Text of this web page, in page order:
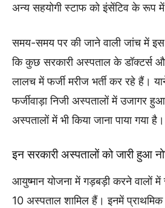
अन्य सहयोगी स्टाफ को इंसेंटिव के रूप में
समय-समय पर की जाने वाली जांच में
कि कुछ सरकारी अस्पताल के डॉक्टर्स
लालच में फर्जी मरीज भर्ती कर रहे हैं।
फर्जीवाड़ा निजी अस्पतालों में उजागर
अस्पतालों में भी किया जाना पाया गया है।
इन सरकारी अस्पतालों को जारी हुआ
आयुष्मान योजना में गड़बड़ी करने वालों
10 अस्पताल शामिल हैं। इनमें